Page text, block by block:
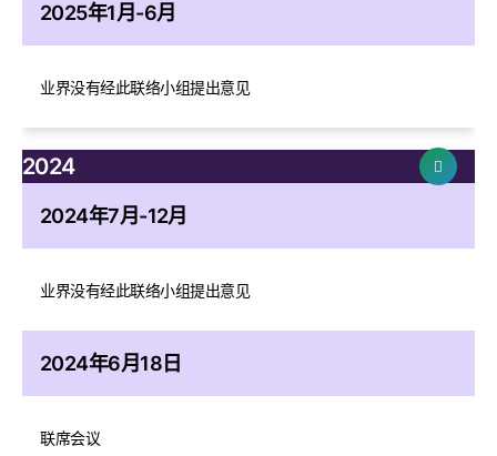
2025年1月-6月
业界没有经此联络小组提出意见
2024
2024年7月-12月
业界没有经此联络小组提出意见
2024年6月18日
联席会议